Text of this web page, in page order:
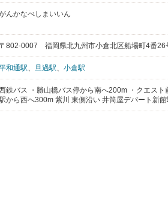
んかなべしまいいん
802-0007 福岡県北九州市小倉北区船場町4番
和通駅、 旦過駅、 小倉駅
鉄バス ・勝山橋バス停から南へ200m ・クエス
から西へ300m 紫川 東側沿い 井筒屋デパート新